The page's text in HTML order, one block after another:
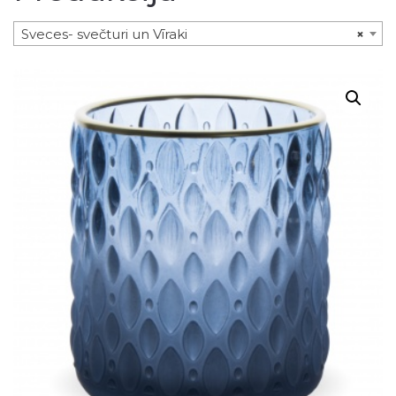
×
Sveces- svečturi un Vīraki